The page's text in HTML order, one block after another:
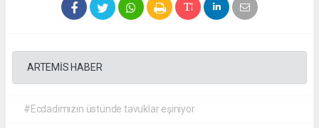
ARTEMİS HABER
#Ecdadımızın üstünde tavuklar eşiniyor